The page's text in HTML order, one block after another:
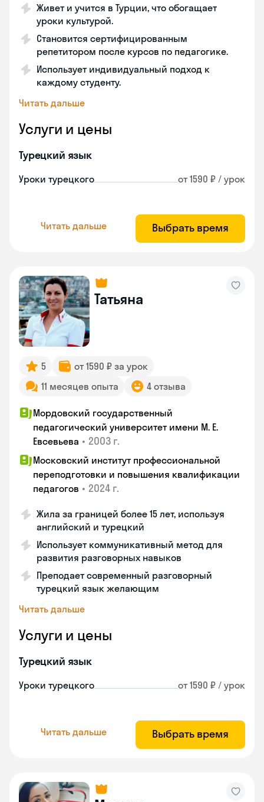
Живет и учится в Турции, что обогащает
уроки культурой.
Становится сертифицированным
репетитором после курсов по педагогике.
Использует индивидуальный подход к
каждому студенту.
Читать дальше
Услуги и цены
Турецкий язык
Уроки турецкого от 1590 ₽ / урок
Читать дальше Выбрать время
Татьяна
5
от 1590 ₽ за урок
11 месяцев опыта
4 отзыва
Мордовский государственный
педагогический университет имени М. Е.
Евсевьева • 2003 г.
Московский институт профессиональной
переподготовки и повышения квалификации
педагогов • 2024 г.
Жила за границей более 15 лет, используя
английский и турецкий
Использует коммуникативный метод для
развития разговорных навыков
Преподает современный разговорный
турецкий язык желающим
Читать дальше
Услуги и цены
Турецкий язык
Уроки турецкого от 1590 ₽ / урок
Читать дальше Выбрать время